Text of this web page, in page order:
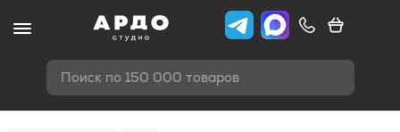
Поиск по 150 000 товаров